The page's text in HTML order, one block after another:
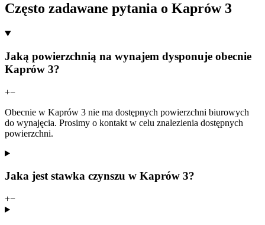
Często zadawane pytania o Kaprów 3
Jaką powierzchnią na wynajem dysponuje obecnie
Kaprów 3?
+−
Obecnie w Kaprów 3 nie ma dostępnych powierzchni biurowych
do wynajęcia. Prosimy o kontakt w celu znalezienia dostępnych
powierzchni.
Jaka jest stawka czynszu w Kaprów 3?
+−